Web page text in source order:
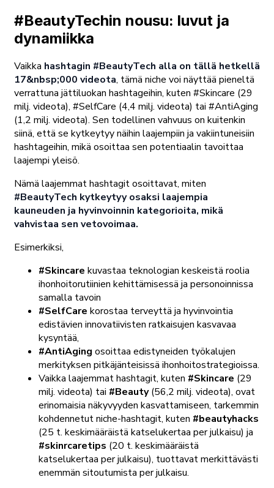
#BeautyTechin nousu: luvut ja
dynamiikka
Vaikka hashtagin #BeautyTech alla on tällä hetkellä
17&nbsp;000 videota, tämä niche voi näyttää pieneltä
verrattuna jättiluokan hashtageihin, kuten #Skincare (29
milj. videota), #SelfCare (4,4 milj. videota) tai #AntiAging
(1,2 milj. videota). Sen todellinen vahvuus on kuitenkin
siinä, että se kytkeytyy näihin laajempiin ja vakiintuneisiin
hashtageihin, mikä osoittaa sen potentiaalin tavoittaa
laajempi yleisö.
Nämä laajemmat hashtagit osoittavat, miten
#BeautyTech kytkeytyy osaksi laajempia
kauneuden ja hyvinvoinnin kategorioita, mikä
vahvistaa sen vetovoimaa.
Esimerkiksi,
#Skincare kuvastaa teknologian keskeistä roolia
ihonhoitorutiinien kehittämisessä ja personoinnissa
samalla tavoin
#SelfCare korostaa terveyttä ja hyvinvointia
edistävien innovatiivisten ratkaisujen kasvavaa
kysyntää,
#AntiAging osoittaa edistyneiden työkalujen
merkityksen pitkäjänteisissä ihonhoitostrategioissa.
Vaikka laajemmat hashtagit, kuten #Skincare (29
milj. videota) tai #Beauty(56,2 milj. videota), ovat
erinomaisia näkyvyyden kasvattamiseen, tarkemmin
kohdennetut niche-hashtagit, kuten #beautyhacks
(25 t. keskimääräistä katselukertaa per julkaisu) ja
#skinrcaretips (20 t. keskimääräistä
katselukertaa per julkaisu), tuottavat merkittävästi
enemmän sitoutumista per julkaisu.